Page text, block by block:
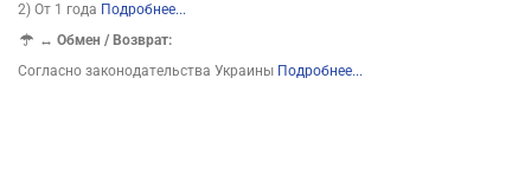
2) От 1 года Подробнее...
↔Обмен / Возврат:
Согласно законодательства Украины Подробнее...